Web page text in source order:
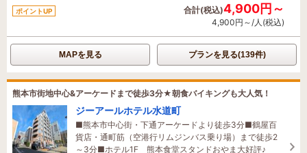
ポイントUP 合計(税込)4,900円～
4,900円～/人(税込)
MAPを見る プランを見る(139件)
熊本市街地中心&アーケードまで徒歩3分★朝食バイキングも大人気！
ジーアールホテル水道町
■熊本市中心街・下通アーケードより徒歩3分■鶴屋百
貨店・通町筋（空港行リムジンバス乗り場）まで徒歩2
～3分■ホテル1F 熊本食堂スタンドおやま大好評♪